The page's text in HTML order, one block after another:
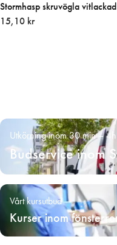
Stormhasp skruvögla vitlackad
15,10 kr
Utkörning inom 30 min – 4h
Budservice inom
Vårt kursutbud
Kurser inom